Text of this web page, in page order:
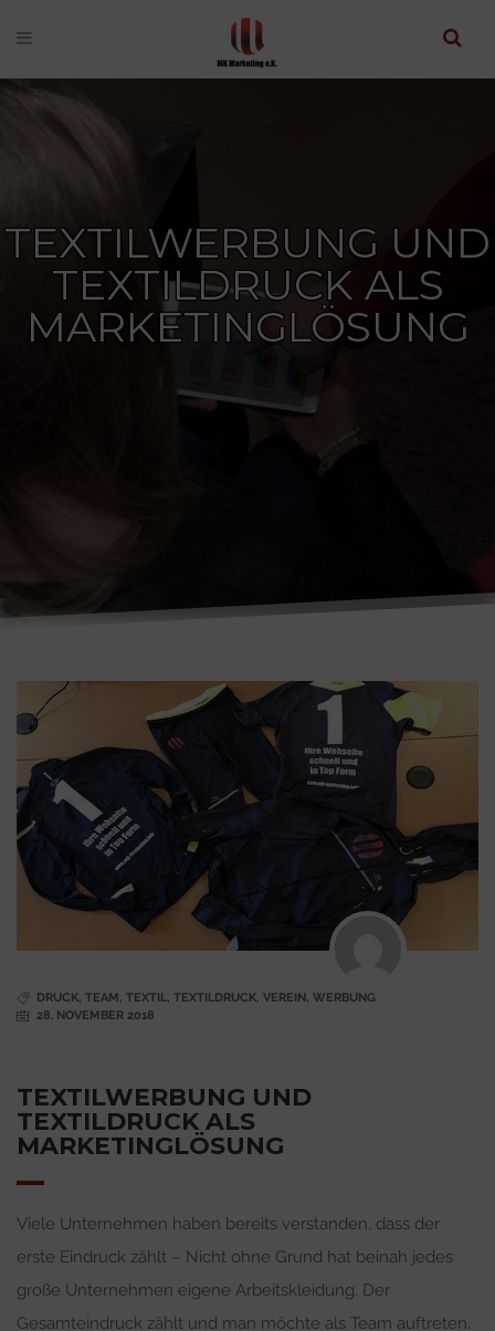
TEXTILWERBUNG UND
TEXTILDRUCK ALS
MARKETINGLÖSUNG
DRUCK, TEAM, TEXTIL, TEXTILDRUCK, VEREIN, WERBUNG
28. NOVEMBER 2018
TEXTILWERBUNG UND
TEXTILDRUCK ALS
MARKETINGLÖSUNG
Viele Unternehmen haben bereits verstanden, dass der
erste Eindruck zählt – Nicht ohne Grund hat beinah jedes
große Unternehmen eigene Arbeitskleidung. Der
Gesamteindruck zählt und man möchte als Team auftreten.